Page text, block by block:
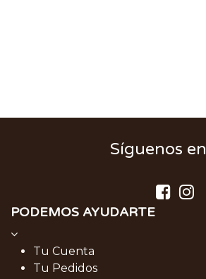
Síguenos en
PODEMOS AYUDARTE
Tu Cuenta
Tu Pedidos